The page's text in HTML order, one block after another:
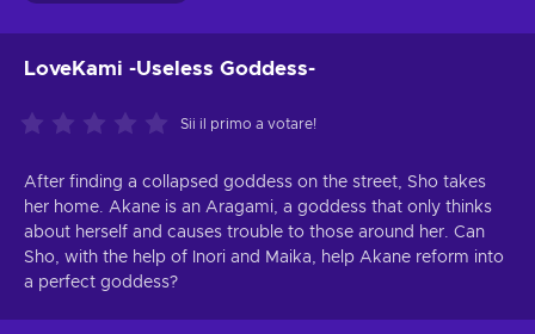
LoveKami -Useless Goddess-
Sii il primo a votare!
After finding a collapsed goddess on the street, Sho takes
her home. Akane is an Aragami, a goddess that only thinks
about herself and causes trouble to those around her. Can
Sho, with the help of Inori and Maika, help Akane reform into
a perfect goddess?